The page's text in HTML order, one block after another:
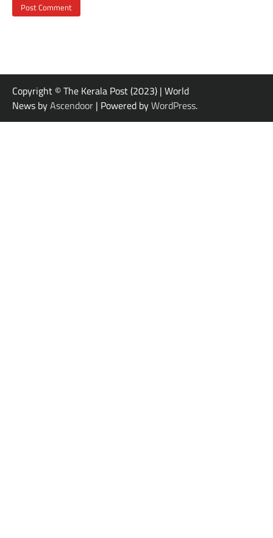
Copyright © The Kerala Post (2023) | World
News byAscendoor | Powered byWordPress.